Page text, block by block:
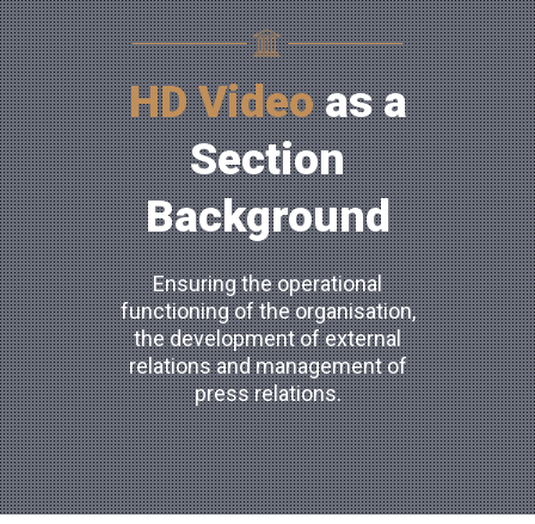
HD Video as a
Section
Background
Ensuring the operational
functioning of the organisation,
the development of external
relations and management of
press relations.